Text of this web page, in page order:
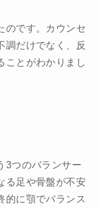
のです。カウンセ
調だけでなく、反
ことがわかりまし
3つのバランサー
る足や骨盤が不安
的に顎でバランス